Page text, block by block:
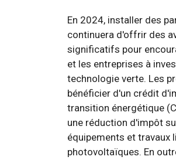
En 2024, installer des
continuera d'offrir des
significatifs pour
et les entreprises à
technologie verte. Les
bénéficier d'un crédit
transition énergétique
une réduction d'impôt
équipements et travaux
photovoltaïques. En